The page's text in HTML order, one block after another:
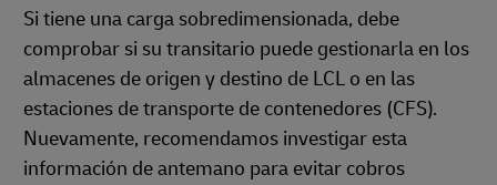
Si tiene una carga sobredimensionada, debe
comprobar si su transitario puede gestionarla en los
almacenes de origen y destino de LCL o en las
estaciones de transporte de contenedores (CFS).
Nuevamente, recomendamos investigar esta
información de antemano para evitar cobros